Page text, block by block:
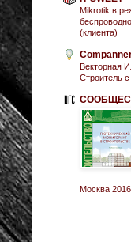
Mikrotik в
(клиента)
Векторная
Строитель с
Москва 2016